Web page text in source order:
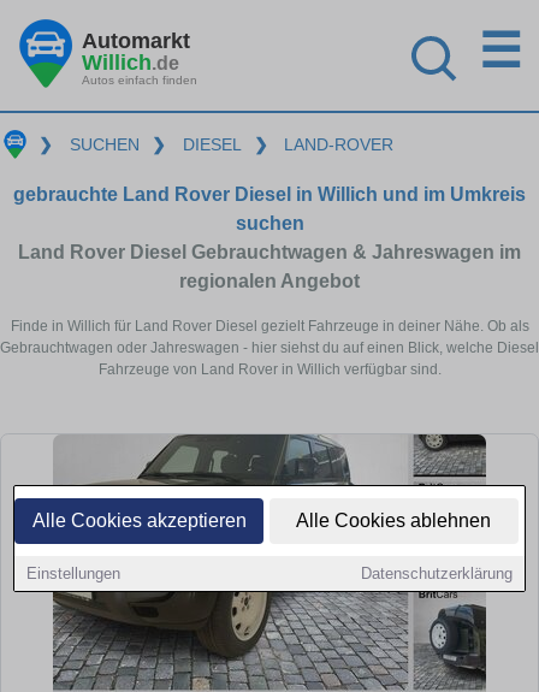
Alle Cookies akzeptieren Alle Cookies ablehnen
Einstellungen Datenschutzerklärung
Automarkt
Willich.de
Autos einfach finden
☰
❯ SUCHEN ❯ DIESEL ❯ LAND-ROVER
gebrauchte Land Rover Diesel in Willich und im Umkreis
suchen
Land Rover Diesel Gebrauchtwagen & Jahreswagen im
regionalen Angebot
Finde in Willich für Land Rover Diesel gezielt Fahrzeuge in deiner Nähe. Ob als
Gebrauchtwagen oder Jahreswagen - hier siehst du auf einen Blick, welche Diesel
Fahrzeuge von Land Rover in Willich verfügbar sind.